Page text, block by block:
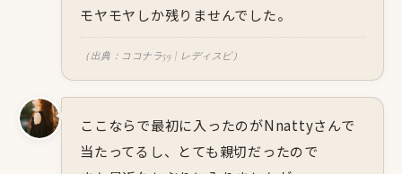
モヤモヤしか残りませんでした。
（出典：ココナラ59 | レディスピ）
ここならで最初に入ったのがNnattyさんで
当たってるし、とても親切だったので